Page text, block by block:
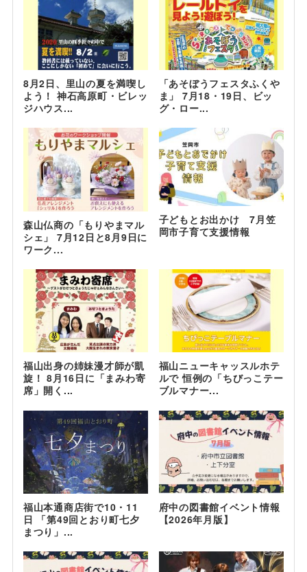
8月2日、里山の夏を満喫し
よう！ 神石高原町・ビレッ
ジハウス...
「あそぼうフェスタふくや
ま」 7月18・19日、ビッ
グ・ロー...
森山仏商の「もりやまマル
シェ」 7月12日と8月9日に
ワーク...
子どもとお出かけ 7月笠
岡市子育て支援情報
福山出身の姉妹漫才師が凱
旋！ 8月16日に「まみわ寄
席」開く...
福山ニューキャッスルホテ
ルで 恒例の「ちびっこテー
ブルマナー...
福山本通商店街で10・11
日 「第49回とおり町七夕
まつり」...
府中の図書館イベント情報
【2026年月版】